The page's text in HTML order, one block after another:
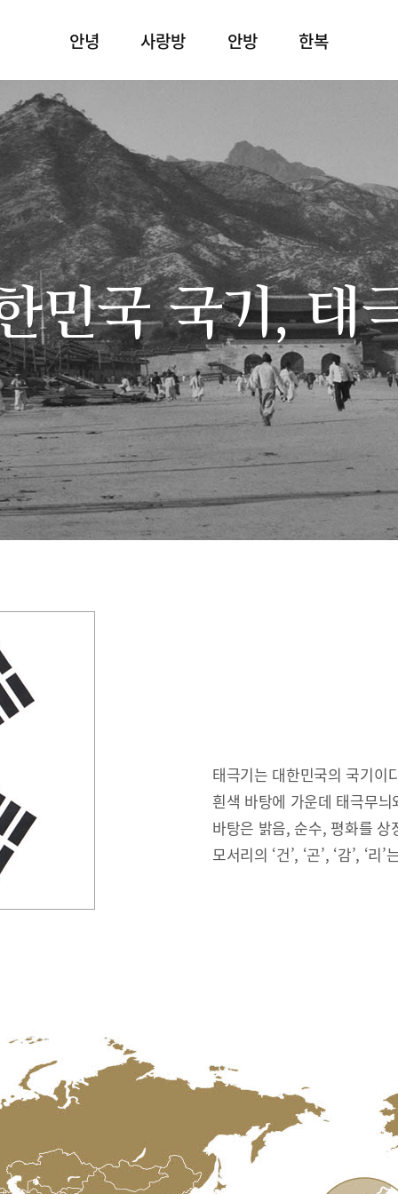
안녕 사랑방 안방 한복
민국 국기, 태
태극기는 대한민국의 국기이
흰색 바탕에 가운데 태극무
바탕은 밝음, 순수, 평화를 상
모서리의 ‘건’, ‘곤’, ‘감’, ‘